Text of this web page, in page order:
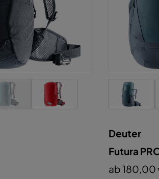
Deuter
Futura
ab 180,00